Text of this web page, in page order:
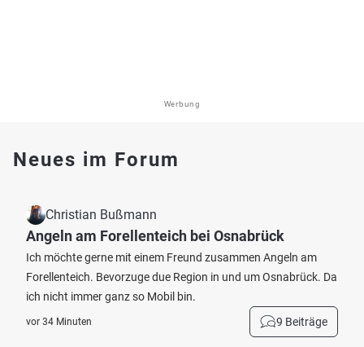
Werbung
Neues im Forum
Christian Bußmann
Angeln am Forellenteich bei Osnabrück
Ich möchte gerne mit einem Freund zusammen Angeln am
Forellenteich. Bevorzuge due Region in und um Osnabrück. Da
ich nicht immer ganz so Mobil bin.
vor 34 Minuten 9 Beiträge